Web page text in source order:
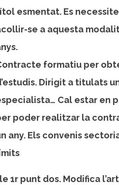
esmentat. Es
se a aquesta
formatiu per
Dirigit a titulats
Cal estar en
poder realitzar la
any. Els convenis
1r punt dos. Modifica